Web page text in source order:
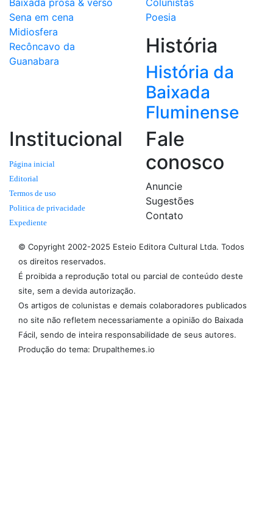
Sena em cena
Midiosfera
Recôncavo da
Guanabara
Poesia
História
História da
Baixada
Fluminense
Institucional
Página inicial
Editorial
Termos de uso
Politica de privacidade
Expediente
Fale
conosco
Anuncie
Sugestões
Contato
© Copyright 2002-2025 Esteio Editora Cultural Ltda. Todos
os direitos reservados.
É proibida a reprodução total ou parcial de conteúdo deste
site, sem a devida autorização.
Os artigos de colunistas e demais colaboradores publicados
no site não refletem necessariamente a opinião do Baixada
Fácil, sendo de inteira responsabilidade de seus autores.
Produção do tema: Drupalthemes.io